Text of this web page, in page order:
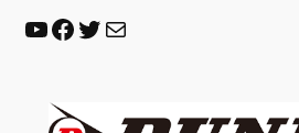
YouTube
Facebook
Twitter
Mail